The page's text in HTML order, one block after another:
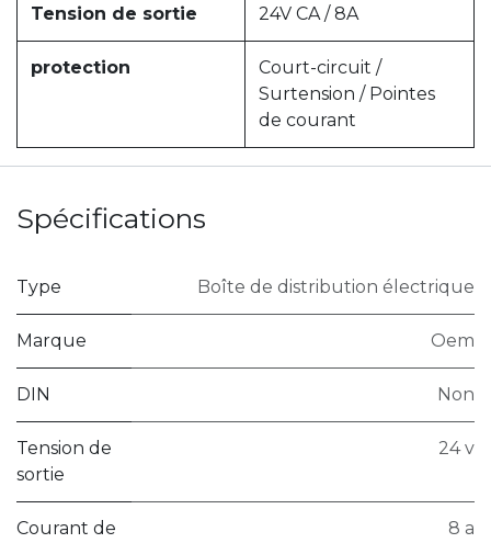
Tension de sortie 24V CA / 8A
protection
Court-circuit /
Surtension / Pointes
de courant
Spécifications
Type Boîte de distribution électrique
Marque Oem
DIN Non
Tension de
sortie
24 v
Courant de
8 a